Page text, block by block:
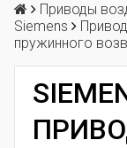
Приводы
Siemens
пружинного